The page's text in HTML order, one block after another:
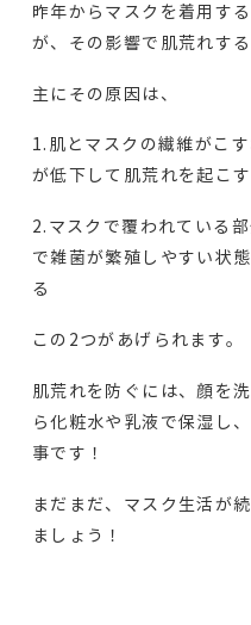
昨年からマスクを着用す
が、その影響で肌荒れす
主にその原因は、
1.肌とマスクの繊維がこ
が低下して肌荒れを起こす
2.マスクで覆われている
で雑菌が繁殖しやすい状
る
この2つがあげられます。
肌荒れを防ぐには、顔を
ら化粧水や乳液で保湿し
事です！
まだまだ、マスク生活が
ましょう！